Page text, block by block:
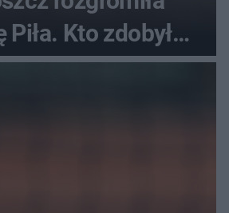
Piła. Kto zdobył
punktów?